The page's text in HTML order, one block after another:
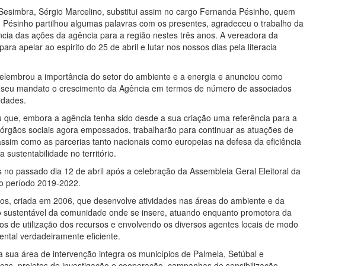
Sérgio Marcelino, substitui assim no cargo Fernanda Pésinho, quem
partilhou algumas palavras com os presentes, agradeceu o trabalho da
das ações da agência para a região nestes três anos. A vereadora da
apelar ao espirito do 25 de abril e lutar nos nossos dias pela literacia
a importância do setor do ambiente e a energia e anunciou como
mandato o crescimento da Agência em termos de número de associados
embora a agência tenha sido desde a sua criação uma referência para a
sociais agora empossados, trabalharão para continuar as atuações de
como as parcerias tanto nacionais como europeias na defesa da eficiência
sustentabilidade no território.
passado dia 12 de abril após a celebração da Assembleia Geral Eleitoral da
período 2019-2022.
criada em 2006, que desenvolve atividades nas áreas do ambiente e da
da comunidade onde se insere, atuando enquanto promotora da
de utilização dos recursos e envolvendo os diversos agentes locais de modo
verdadeiramente eficiente.
sua área de intervenção integra os municípios de Palmela, Setúbal e